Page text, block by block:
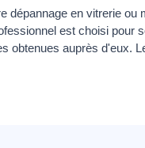
dépannage en vitrerie
est choisi pour
obtenues auprès d'eux.